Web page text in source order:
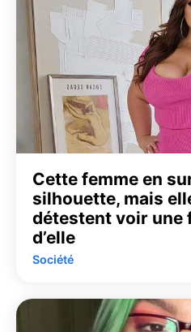
Cette femme en
silhouette, mais
détestent voir une
d’elle
Société